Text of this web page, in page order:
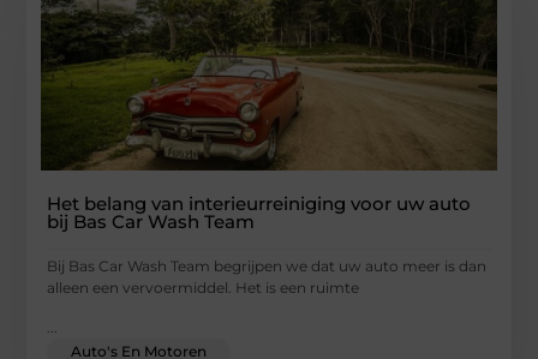
Het belang van interieurreiniging voor uw auto
bij Bas Car Wash Team
Bij Bas Car Wash Team begrijpen we dat uw auto meer is dan
alleen een vervoermiddel. Het is een ruimte
Auto's En Motoren